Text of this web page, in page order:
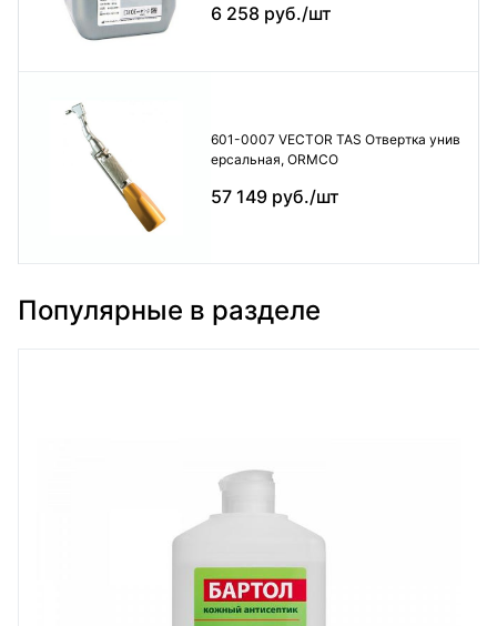
6 258 руб./шт
601-0007 VECTOR TAS Отвертка унив
ерсальная, ORMCO
57 149 руб./шт
Популярные в разделе